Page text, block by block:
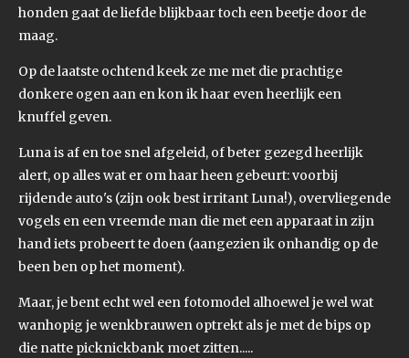
honden gaat de liefde blijkbaar toch een beetje door de
maag.
Op de laatste ochtend keek ze me met die prachtige
donkere ogen aan en kon ik haar even heerlijk een
knuffel geven.
Luna is af en toe snel afgeleid, of beter gezegd heerlijk
alert, op alles wat er om haar heen gebeurt: voorbij
rijdende auto's (zijn ook best irritant Luna!), overvliegende
vogels en een vreemde man die met een apparaat in zijn
hand iets probeert te doen (aangezien ik onhandig op de
been ben op het moment).
Maar, je bent echt wel een fotomodel alhoewel je wel wat
wanhopig je wenkbrauwen optrekt als je met de bips op
die natte picknickbank moet zitten.....